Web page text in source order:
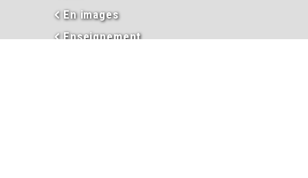
En images
Enseignement